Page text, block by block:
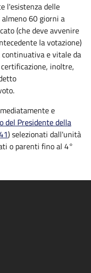
l'esistenza delle
60 giorni a
(che deve avvenire
la votazione)
continuativa e vitale da
certificazione, inoltre,
e
del Presidente della
) selezionati dall'unità
o parenti fino al 4°